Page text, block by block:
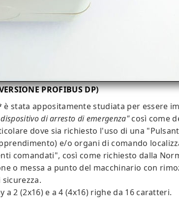
PROFIBUS DP)
è stata appositamente studiata per essere
di arresto di emergenza"così come
dove sia richiesto l'uso di una
e/o organi di comando
comandati", così come richiesto dalla
o messa a punto del macchinario con
2 (2x16) e a 4 (4x16) righe da 16 caratteri.